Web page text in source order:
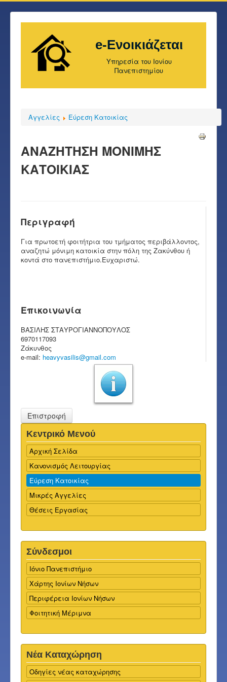
e-Ενοικιάζεται
Υπηρεσία του Ιονίου
Πανεπιστημίου
Αγγελίες Εύρεση Κατοικίας
ΑΝΑΖΗΤΗΣΗ ΜΟΝΙΜΗΣ
ΚΑΤΟΙΚΙΑΣ
Περιγραφή
Για πρωτοετή φοιτήτρια του τμήματος περιβάλλοντος,
αναζητώ μόνιμη κατοικία στην πόλη της Ζακύνθου ή
κοντά στο πανεπιστήμιο.Ευχαριστώ.
Επικοινωνία
ΒΑΣΙΛΗΣ ΣΤΑΥΡΟΓΙΑΝΝΟΠΟΥΛΟΣ
6970117093
Ζάκυνθος
e-mail: heavyvasilis@gmail.com
Επιστροφή
Κεντρικό Μενού
Αρχική Σελίδα
Κανονισμός Λειτουργίας
Εύρεση Κατοικίας
Μικρές Αγγελίες
Θέσεις Εργασίας
Σύνδεσμοι
Ιόνιο Πανεπιστήμιο
Χάρτης Ιονίων Νήσων
Περιφέρεια Ιονίων Νήσων
Φοιτητική Μέριμνα
Νέα Καταχώρηση
Οδηγίες νέας καταχώρησης